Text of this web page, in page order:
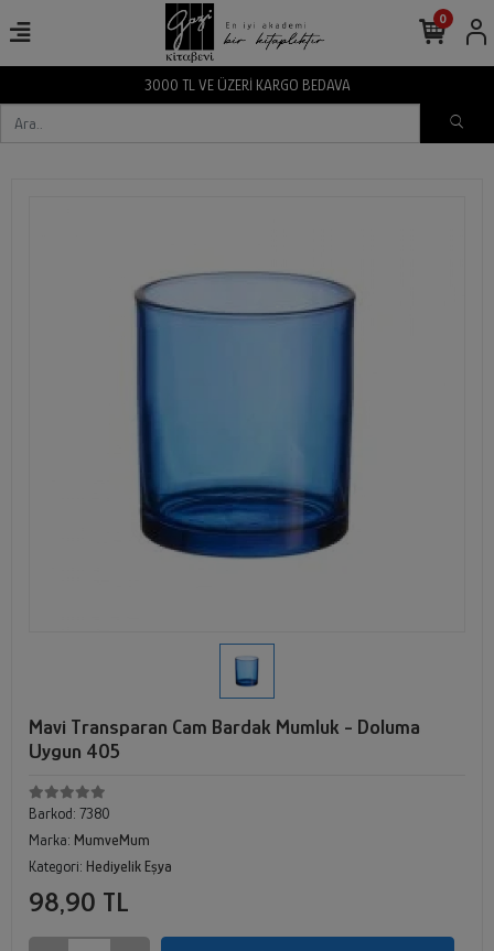
3000 TL VE ÜZERİ KARGO BEDAVA
0
Mavi Transparan Cam Bardak Mumluk - Doluma
Uygun 405
Barkod: 7380
Marka: MumveMum
Kategori: Hediyelik Eşya
98,90 TL